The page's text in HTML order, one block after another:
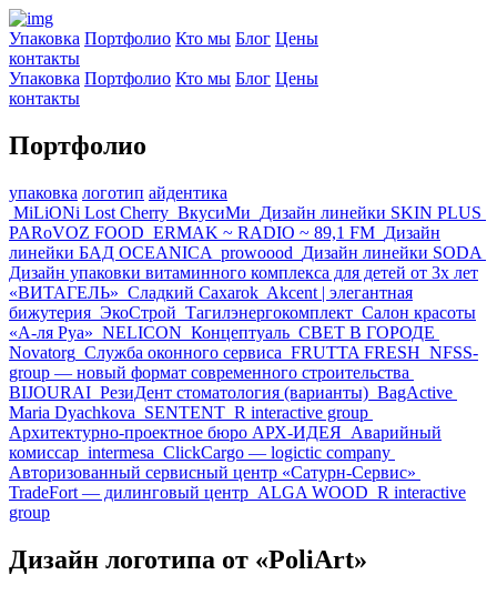
Упаковка Портфолио Кто мы Блог Цены
контакты
Упаковка Портфолио Кто мы Блог Цены
контакты
Портфолио
упаковка логотип айдентика
MiLiONi Lost Cherry ВкусиМи Дизайн линейки SKIN PLUS
PARoVOZ FOOD ERMAK ~ RADIO ~ 89,1 FM Дизайн
линейки БАД OCEANICA prowoood Дизайн линейки SODA
Дизайн упаковки витаминного комплекса для детей от 3х лет
«ВИТАГЕЛЬ» Сладкий Caxarok Akcent | элегантная
бижутерия ЭкоСтрой Тагилэнергокомплект Салон красоты
«А-ля Руа» NELICON Концептуаль СВЕТ В ГОРОДЕ
Novatorg Служба оконного сервиса FRUTTA FRESH NFSS-
group — новый формат современного строительства
BIJOURAI РезиДент стоматология (варианты) BagActive
Maria Dyachkova SENTENT R interactive group
Архитектурно-проектное бюро АРХ-ИДЕЯ Аварийный
комиссар intermesa ClickCargo — logictic company
Авторизованный сервисный центр «Сатурн-Сервис»
TradeFort — дилинговый центр ALGA WOOD R interactive
group
Дизайн логотипа от «PoliArt»